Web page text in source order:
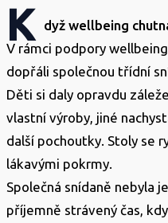
K
dyž wellbeing
V rámci podpory
dopřáli společnou třídní
Děti si daly opravdu
vlastní výroby, jiné
další pochoutky. Stoly se
lákavými pokrmy.
Společná snídaně nebyla
příjemně strávený čas,